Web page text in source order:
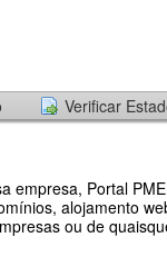
Verificar
empresa, Portal
alojamento
ou de